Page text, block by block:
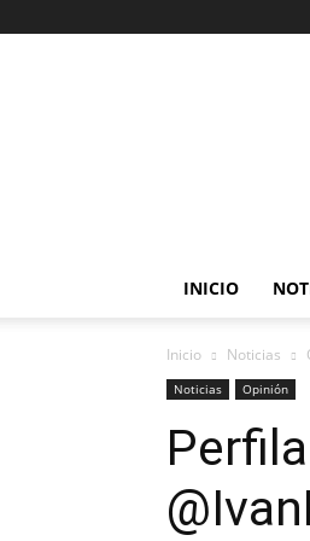
INICIO
Inicio Noticias
Noticias Opinión